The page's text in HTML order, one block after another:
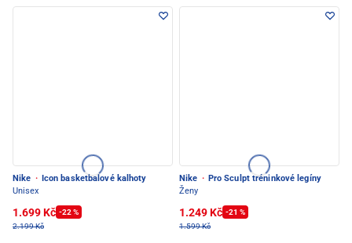
Nike ·
Icon basketbalové kalhoty
Unisex
1.699 Kč -22 %
2.199 Kč
Nike · Pro Sculpt tréninkové legíny
Ženy
1.249 Kč -21 %
1.599 Kč